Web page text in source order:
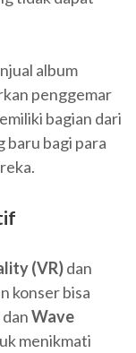
album
penggemar
bagian dari
baru bagi para
(VR)dan
konser bisa
danWave
menikmati